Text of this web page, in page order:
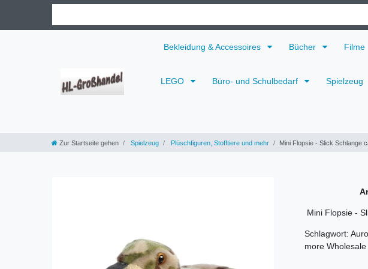
Bekleidung & Accessoires Bücher Filme
LEGO Büro- und Schulbedarf Spielzeug
Zur Startseite gehen Spielzeug Plüschfiguren, Stofftiere und mehr Mini Flopsie - Slick Schlange
Mini Flopsie -
Schlagwort:
more Wholesale